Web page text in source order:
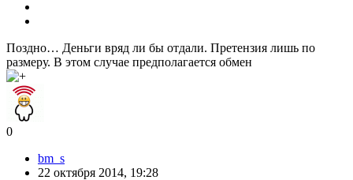
Поздно… Деньги вряд ли бы отдали. Претензия лишь по
размеру. В этом случае предполагается обмен
0
bm_s
22 октября 2014, 19:28